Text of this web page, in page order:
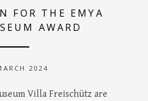
FOR THE EMYA
AWARD
2024
Villa Freischütz are